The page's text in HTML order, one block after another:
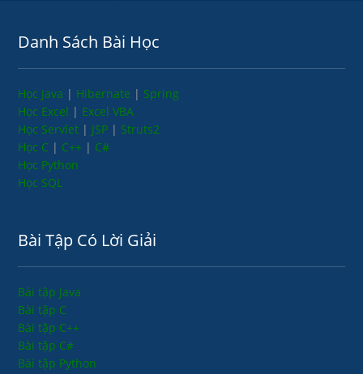
Danh Sách Bài Học
Học Java | Hibernate | Spring
Học Excel | Excel VBA
Học Servlet | JSP | Struts2
Học C | C++ | C#
Học Python
Học SQL
Bài Tập Có Lời Giải
Bài tập Java
Bài tập C
Bài tập C++
Bài tập C#
Bài tập Python